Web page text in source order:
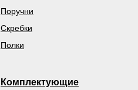
Поручни
Скребки
Полки
Комплектующие